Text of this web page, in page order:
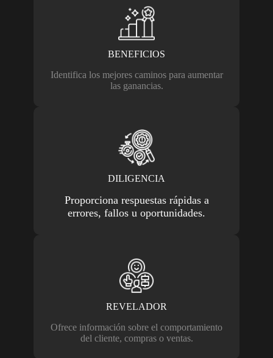
BENEFICIOS
Identifica los mejores caminos para aumentar
las ganancias.
DILIGENCIA
Proporciona respuestas rápidas a
errores, fallos u oportunidades.
REVELADOR
Ofrece información sobre el comportamiento
del cliente, compras o ventas.